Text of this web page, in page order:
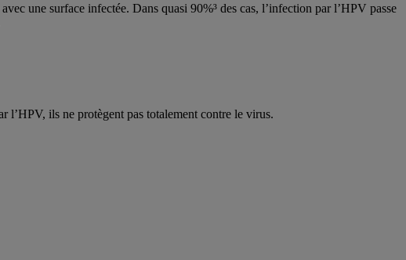
une surface infectée. Dans quasi 90%³ des cas, l’infection par l’HPV passe
l’HPV, ils ne protègent pas totalement contre le virus.